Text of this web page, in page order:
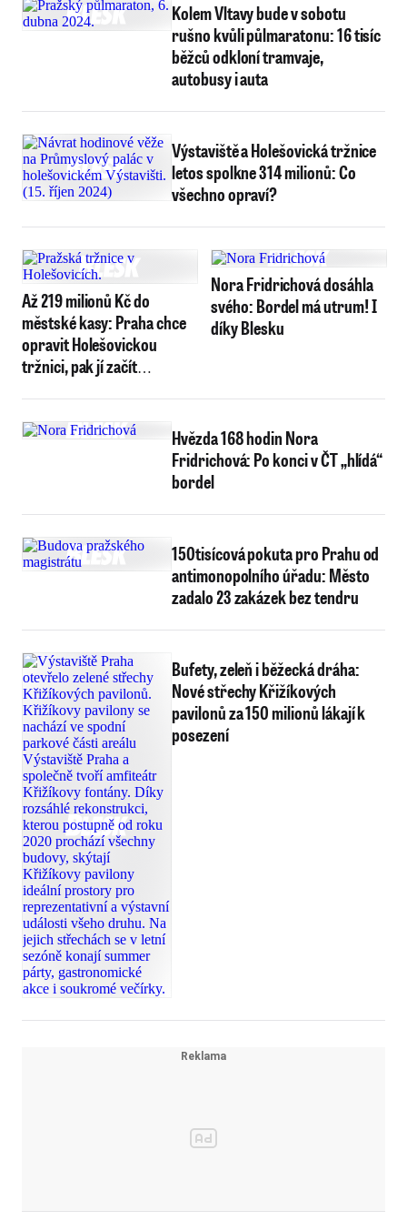
Kolem Vltavy bude v sobotu
rušno kvůli půlmaratonu: 16 tisíc
běžců odkloní tramvaje,
autobusy i auta
Výstaviště a Holešovická tržnice
letos spolkne 314 milionů: Co
všechno opraví?
Až 219 milionů Kč do
městské kasy: Praha chce
opravit Holešovickou
tržnici, pak jí začít
Nora Fridrichová dosáhla
svého: Bordel má utrum! I
díky Blesku
Hvězda 168 hodin Nora
Fridrichová: Po konci v ČT „hlídá“
bordel
150tisícová pokuta pro Prahu od
antimonopolního úřadu: Město
zadalo 23 zakázek bez tendru
Bufety, zeleň i běžecká dráha:
Nové střechy Křižíkových
pavilonů za 150 milionů lákají k
posezení